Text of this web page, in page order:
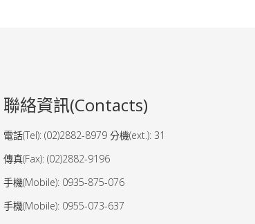
聯絡資訊(Contacts)
電話(Tel): (02)2882-8979 分機(ext.): 31
傳真(Fax): (02)2882-9196
手機(Mobile): 0935-875-076
手機(Mobile): 0955-073-637